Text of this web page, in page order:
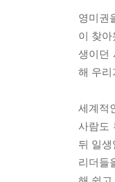
영미권
이 찾
생이던
해 우리
세계적
사람도
뒤 일
리더들